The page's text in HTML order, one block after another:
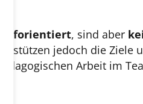
, sind aber
jedoch die
Arbeit im